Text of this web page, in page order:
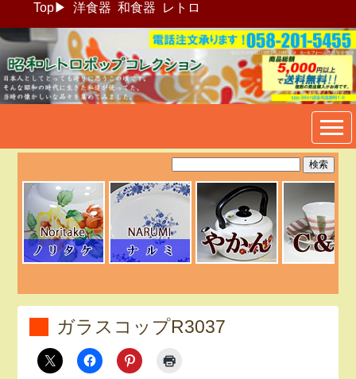
Top▶ 洋食器 和食器 レトロ
昭和レトロポップ食器生活雑
貨通販＠フリマート
ガラスコップR3037